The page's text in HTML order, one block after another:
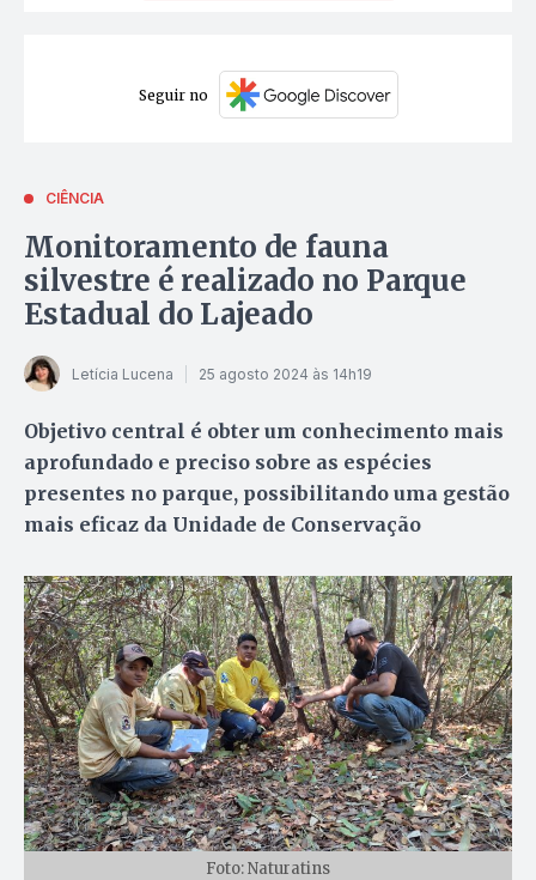
Seguir no
CIÊNCIA
Monitoramento de fauna
silvestre é realizado no Parque
Estadual do Lajeado
Letícia Lucena 25 agosto 2024 às 14h19
Objetivo central é obter um conhecimento mais
aprofundado e preciso sobre as espécies
presentes no parque, possibilitando uma gestão
mais eficaz da Unidade de Conservação
Foto: Naturatins